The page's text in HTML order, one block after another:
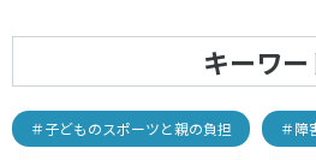
キーワー
＃子どものスポーツと親の負担 ＃障